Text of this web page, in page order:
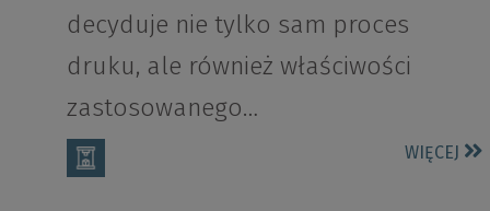
decyduje nie tylko sam proces
druku, ale również właściwości
zastosowanego…
WIĘCEJ